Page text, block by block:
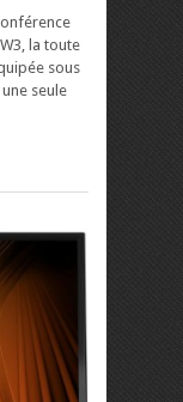
la toute
sous
seule